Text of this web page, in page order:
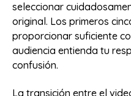
seleccionar
original. Los primeros
proporcionar suficiente
audiencia entienda tu
confusión.
La transición entre el